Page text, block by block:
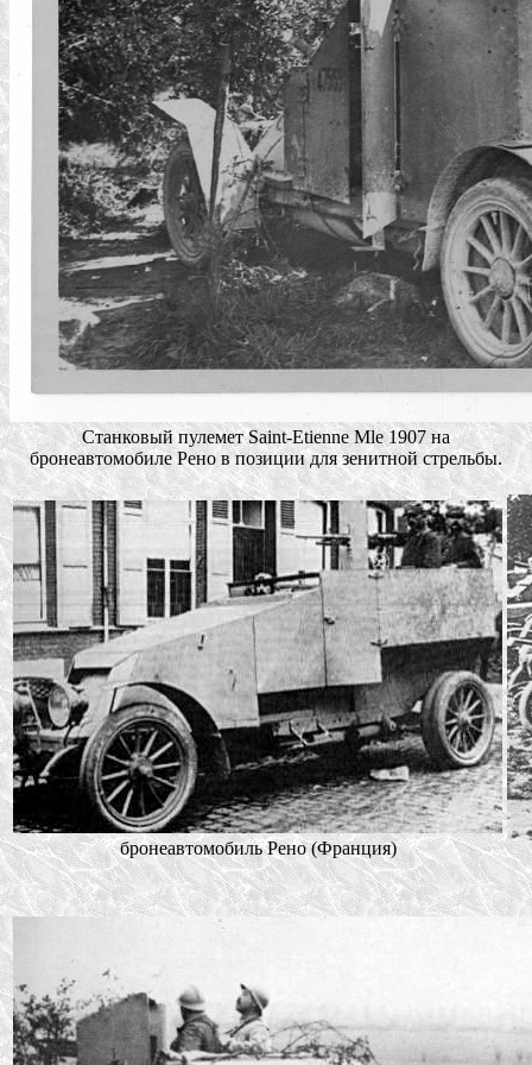
Станковый пулемет Saint-Etienne Mle 1907 на
бронеавтомобиле Рено в позиции для зенитной стрельбы.
бронеавтомобиль Рено (Франция)